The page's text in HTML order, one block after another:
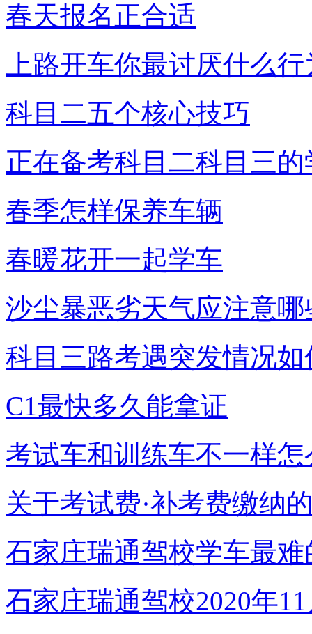
春天报名正合适
上路开车你最讨厌什么行
科目二五个核心技巧
正在备考科目二科目三
春季怎样保养车辆
春暖花开一起学车
沙尘暴恶劣天气应注意
科目三路考遇突发情况
C1最快多久能拿证
考试车和训练车不一样怎
关于考试费·补考费缴纳
石家庄瑞通驾校学车最
石家庄瑞通驾校2020年